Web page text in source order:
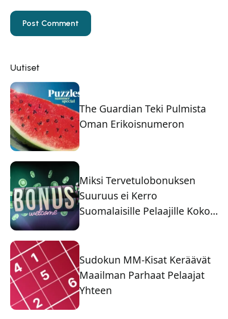
Uutiset
The Guardian Teki Pulmista
Oman Erikoisnumeron
Miksi Tervetulobonuksen
Suuruus ei Kerro
Suomalaisille Pelaajille Koko
Sudokun MM-Kisat Keräävät
Maailman Parhaat Pelaajat
Yhteen